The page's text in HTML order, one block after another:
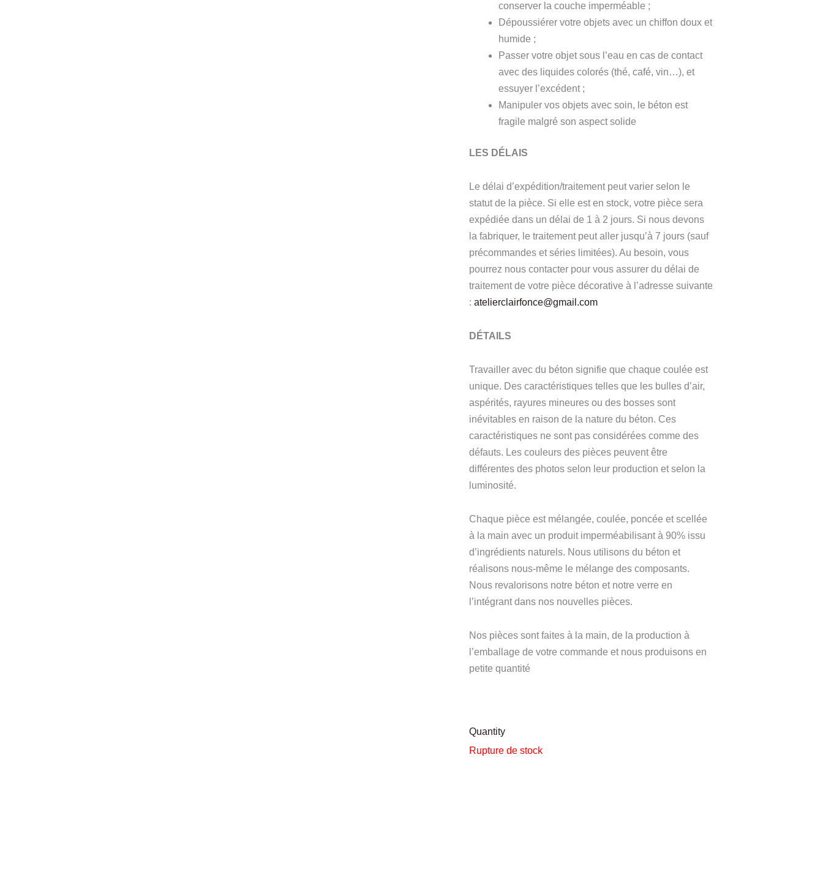
conserver la couche imperméable ;
Dépoussiérer votre objets avec un chiffon doux et
humide ;
Passer votre objet sous l’eau en cas de contact
avec des liquides colorés (thé, café, vin…), et
essuyer l’excédent ;
Manipuler vos objets avec soin, le béton est
fragile malgré son aspect solide
LES DÉLAIS
Le délai d’expédition/traitement peut varier selon le
statut de la pièce. Si elle est en stock, votre pièce sera
expédiée dans un délai de 1 à 2 jours. Si nous devons
la fabriquer, le traitement peut aller jusqu’à 7 jours (sauf
précommandes et séries limitées). Au besoin, vous
pourrez nous contacter pour vous assurer du délai de
traitement de votre pièce décorative à l’adresse suivante
:atelierclairfonce@gmail.com
DÉTAILS
Travailler avec du béton signifie que chaque coulée est
unique. Des caractéristiques telles que les bulles d’air,
aspérités, rayures mineures ou des bosses sont
inévitables en raison de la nature du béton. Ces
caractéristiques ne sont pas considérées comme des
défauts. Les couleurs des pièces peuvent être
différentes des photos selon leur production et selon la
luminosité.
Chaque pièce est mélangée, coulée, poncée et scellée
à la main avec un produit imperméabilisant à 90% issu
d’ingrédients naturels. Nous utilisons du béton et
réalisons nous-même le mélange des composants.
Nous revalorisons notre béton et notre verre en
l’intégrant dans nos nouvelles pièces.
Nos pièces sont faites à la main, de la production à
l’emballage de votre commande et nous produisons en
petite quantité
Quantity
Rupture de stock